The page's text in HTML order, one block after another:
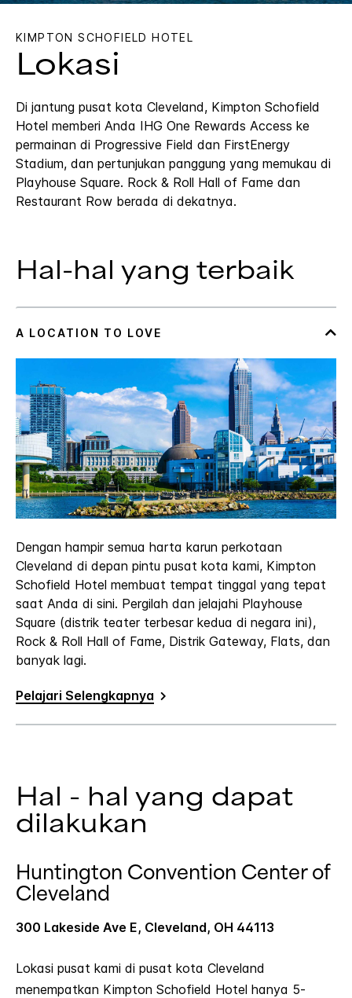
KIMPTON SCHOFIELD HOTEL
Lokasi
Di jantung pusat kota Cleveland, Kimpton Schofield
Hotel memberi Anda IHG One Rewards Access ke
permainan di Progressive Field dan FirstEnergy
Stadium, dan pertunjukan panggung yang memukau di
Playhouse Square. Rock & Roll Hall of Fame dan
Restaurant Row berada di dekatnya.
Hal-hal yang terbaik
Dengan hampir semua harta karun perkotaan
Cleveland di depan pintu pusat kota kami, Kimpton
Schofield Hotel membuat tempat tinggal yang tepat
saat Anda di sini. Pergilah dan jelajahi Playhouse
Square (distrik teater terbesar kedua di negara ini),
Rock & Roll Hall of Fame, Distrik Gateway, Flats, dan
banyak lagi.
Pelajari Selengkapnya
Hal - hal yang dapat
dilakukan
Huntington Convention Center of
Cleveland
300 Lakeside Ave E, Cleveland, OH 44113
Lokasi pusat kami di pusat kota Cleveland
menempatkan Kimpton Schofield Hotel hanya 5-